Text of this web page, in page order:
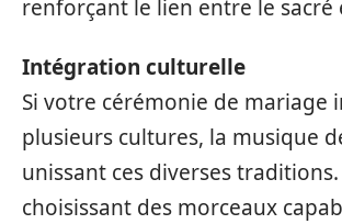
renforçant le lien entre le sacré
Intégration culturelle
Si votre cérémonie de mariage
plusieurs cultures, la musique
unissant ces diverses traditions.
choisissant des morceaux